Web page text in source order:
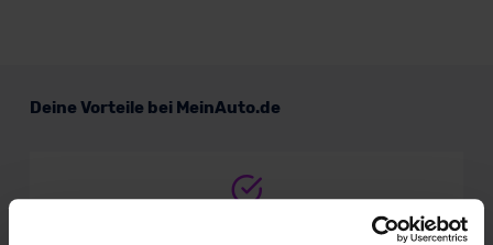
Deine Vorteile bei MeinAuto.de
vom Vertragshändler vor Ort